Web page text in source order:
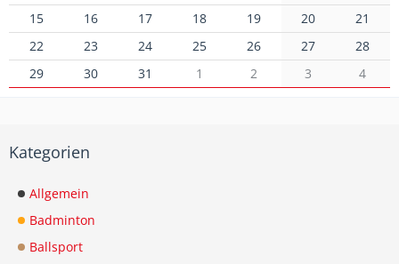
15
16 17 18 19 20
21
22
23 24 25 26 27
28
29
30 31 1 2 3 4
Kategorien
Allgemein
Badminton
Ballsport